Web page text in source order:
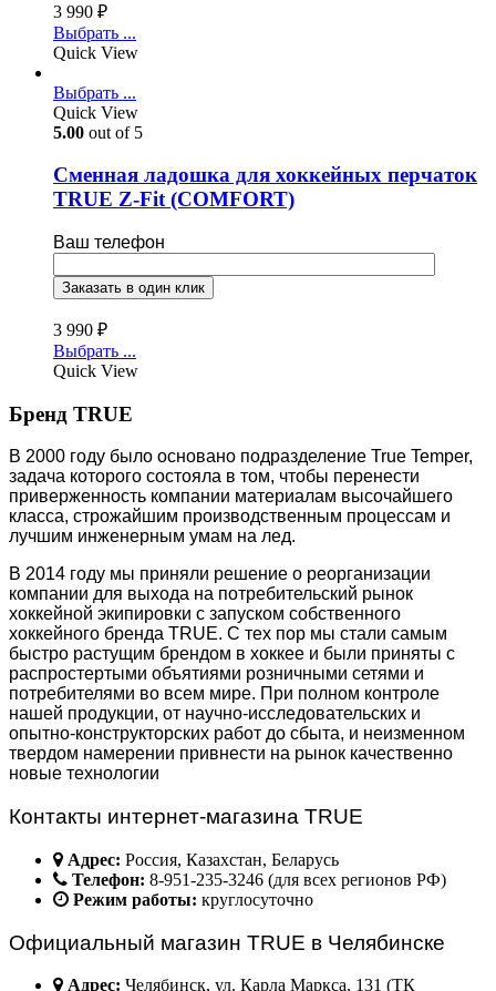
3 990 ₽
Выбрать ...
Quick View
Выбрать ...
Quick View
5.00 out of 5
Cменная ладошка для хоккейных перчаток
TRUE Z-Fit (COMFORT)
Ваш телефон
3 990 ₽
Выбрать ...
Quick View
Бренд TRUE
В 2000 году было основано подразделение True Temper,
задача которого состояла в том, чтобы перенести
приверженность компании материалам высочайшего
класса, строжайшим производственным процессам и
лучшим инженерным умам на лед.
В 2014 году мы приняли решение о реорганизации
компании для выхода на потребительский рынок
хоккейной экипировки с запуском собственного
хоккейного бренда TRUE. С тех пор мы стали самым
быстро растущим брендом в хоккее и были приняты с
распростертыми объятиями розничными сетями и
потребителями во всем мире. При полном контроле
нашей продукции, от научно-исследовательских и
опытно-конструкторских работ до сбыта, и неизменном
твердом намерении привнести на рынок качественно
новые технологии
Контакты интернет-магазина TRUE
Адрес: Россия, Казахстан, Беларусь
Телефон: 8-951-235-3246 (для всех регионов РФ)
Режим работы: круглосуточно
Официальный магазин TRUE в Челябинске
Адрес: Челябинск, ул. Карла Маркса, 131 (ТК